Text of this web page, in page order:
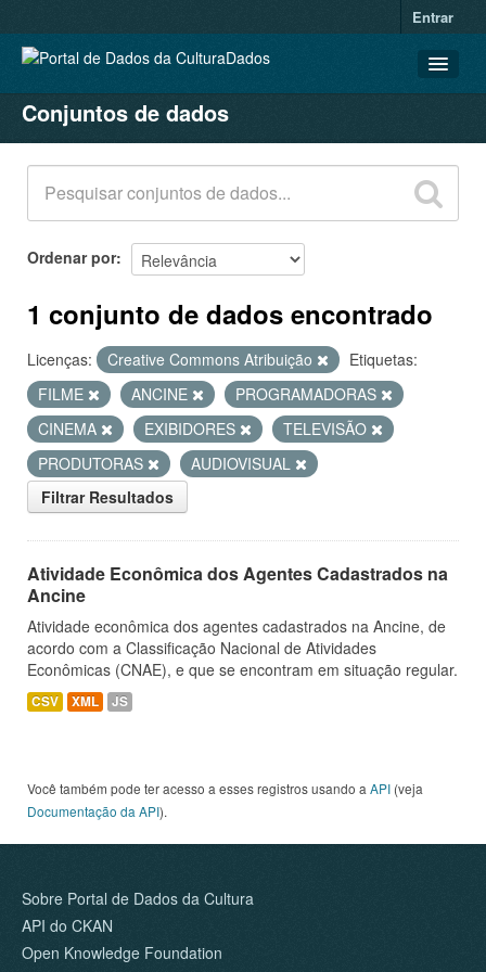
Entrar
CONJUNTOS DE DADOS
ORGANIZAÇÕES
GRUPOS
SOBRE
Conjuntos de dados
Ordenar por
1 conjunto de dados encontrado
Licenças: Creative Commons Atribuição
Etiquetas:
FILME
ANCINE
PROGRAMADORAS
CINEMA
EXIBIDORES
TELEVISÃO
PRODUTORAS
AUDIOVISUAL
Filtrar Resultados
Atividade Econômica dos Agentes Cadastrados na
Ancine
Atividade econômica dos agentes cadastrados na Ancine, de
acordo com a Classificação Nacional de Atividades
Econômicas (CNAE), e que se encontram em situação regular.
CSV XML JS
Você também pode ter acesso a esses registros usando a API (veja
Documentação da API).
Sobre Portal de Dados da Cultura
API do CKAN
Open Knowledge Foundation